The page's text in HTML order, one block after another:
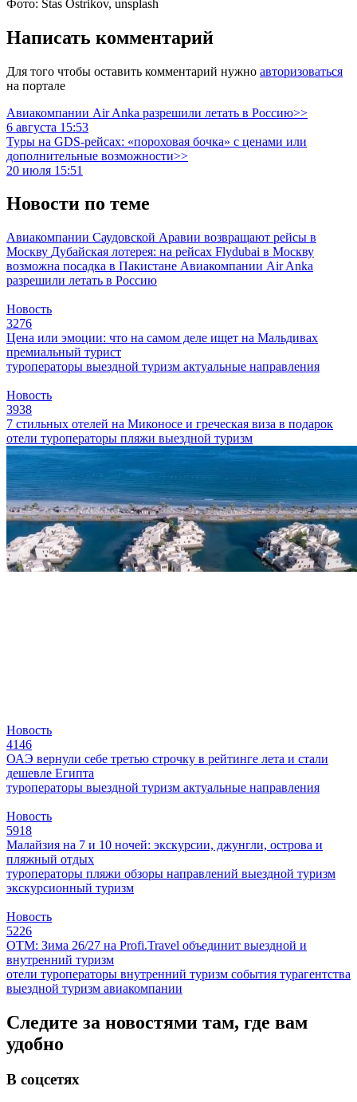
Фото: Stas Ostrikov, unsplash
Написать комментарий
Для того чтобы оставить комментарий нужно авторизоваться
на портале
Авиакомпании Air Anka разрешили летать в Россию>>
6 августа 15:53
Туры на GDS-рейсах: «пороховая бочка» с ценами или
дополнительные возможности>>
20 июля 15:51
Новости по теме
Авиакомпании Саудовской Аравии возвращают рейсы в
Москву Дубайская лотерея: на рейсах Flydubai в Москву
возможна посадка в Пакистане Авиакомпании Air Anka
разрешили летать в Россию
Новость
3276
Цена или эмоции: что на самом деле ищет на Мальдивах
премиальный турист
туроператоры выездной туризм актуальные направления
Новость
3938
7 стильных отелей на Миконосе и греческая виза в подарок
отели туроператоры пляжи выездной туризм
Новость
4146
ОАЭ вернули себе третью строчку в рейтинге лета и стали
дешевле Египта
туроператоры выездной туризм актуальные направления
Новость
5918
Малайзия на 7 и 10 ночей: экскурсии, джунгли, острова и
пляжный отдых
туроператоры пляжи обзоры направлений выездной туризм
экскурсионный туризм
Новость
5226
ОТМ: Зима 26/27 на Profi.Travel объединит выездной и
внутренний туризм
отели туроператоры внутренний туризм события турагентства
выездной туризм авиакомпании
Следите за новостями там, где вам
удобно
В соцсетях